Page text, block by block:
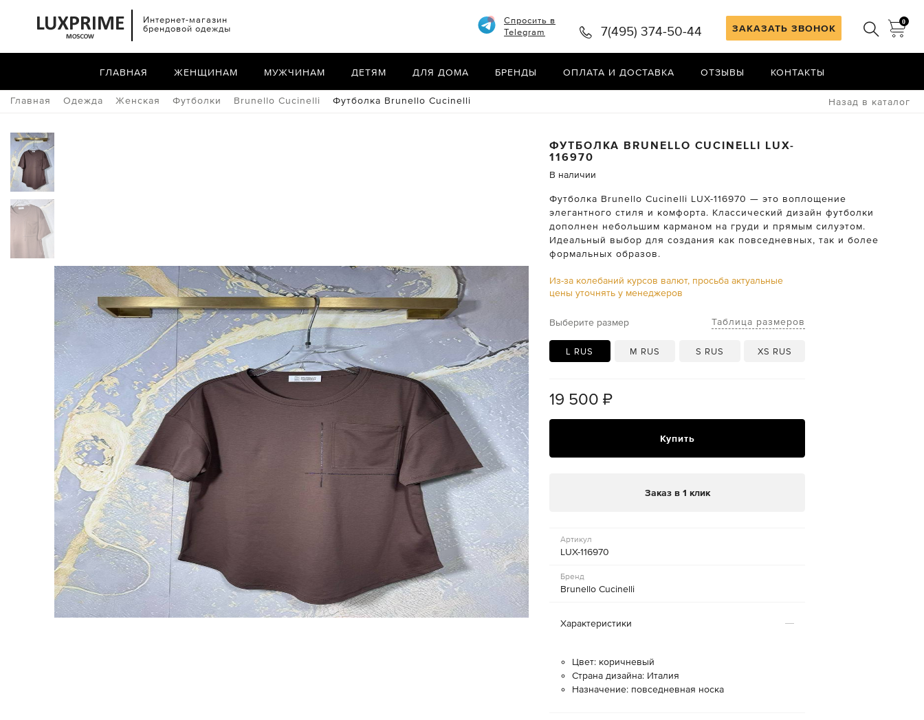
Интернет-магазин
брендовой одежды
ЗАКАЗАТЬ ЗВОНОК
0
Спросить в
Telegram
7(495) 374-50-44
ГЛАВНАЯ ЖЕНЩИНАМ МУЖЧИНАМ ДЕТЯМ ДЛЯ ДОМА БРЕНДЫ ОПЛАТА И ДОСТАВКА ОТЗЫВЫ КОНТАКТЫ
Главная Одежда Женская Футболки Brunello Cucinelli Футболка Brunello Cucinelli Назад в каталог
ФУТБОЛКА BRUNELLO CUCINELLI LUX-
116970
В наличии
Футболка Brunello Cucinelli LUX-116970 — это воплощение
элегантного стиля и комфорта. Классический дизайн футболки
дополнен небольшим карманом на груди и прямым силуэтом.
Идеальный выбор для создания как повседневных, так и более
формальных образов.
Из-за колебаний курсов валют, просьба актуальные
цены уточнять у менеджеров
Выберите размер Таблица размеров
L RUS M RUS S RUS XS RUS
19 500 ₽
Купить
Заказ в 1 клик
Артикул
LUX-116970
Бренд
Brunello Cucinelli
Характеристики
Цвет: коричневый
Страна дизайна: Италия
Назначение: повседневная носка